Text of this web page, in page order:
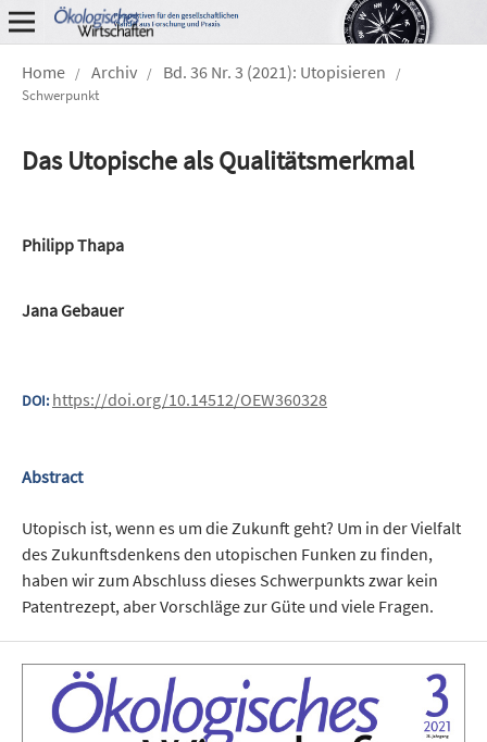
Home / Archiv / Bd. 36 Nr. 3 (2021): Utopisieren
/
Schwerpunkt
Das Utopische als Qualitätsmerkmal
Philipp Thapa
Jana Gebauer
DOI: https://doi.org/10.14512/OEW360328
Abstract
Utopisch ist, wenn es um die Zukunft geht? Um in der Vielfalt
des Zukunftsdenkens den utopischen Funken zu finden,
haben wir zum Abschluss dieses Schwerpunkts zwar kein
Patentrezept, aber Vorschläge zur Güte und viele Fragen.